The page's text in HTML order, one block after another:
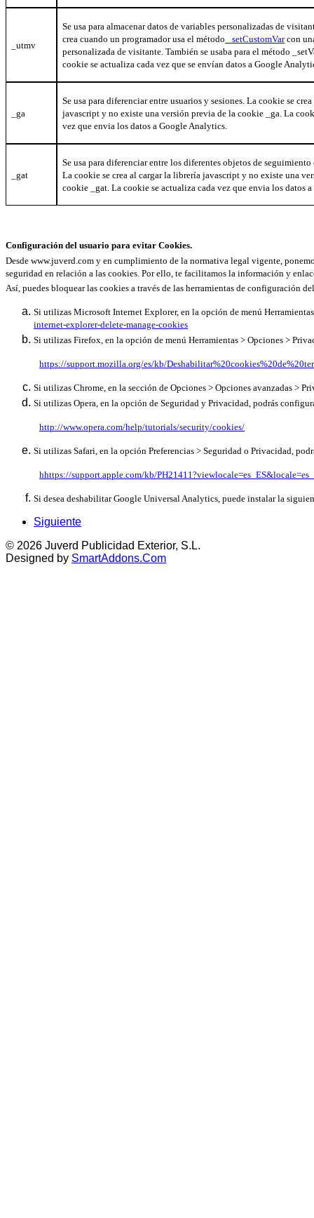
_utmv
Se usa para almacenar datos de variables personalizadas de
crea cuando un programador usa el método
_setCustomVarcon
personalizada de visitante. También se usaba para el método
cookie se actualiza cada vez que se envían datos a Google
_ga
Se usa para diferenciar entre usuarios y sesiones. La cookie se
javascript y no existe una versión previa de la cookie _ga. La
vez que envia los datos a Google Analytics.
_gat
Se usa para diferenciar entre los diferentes objetos de seguimiento
La cookie se crea al cargar la librería javascript y no existe una
cookie _gat. La cookie se actualiza cada vez que envia los datos
Configuración del usuario para evitar Cookies.
Desde www.juverd.com y en cumplimiento de la normativa legal vigente,
seguridad en relación a las cookies. Por ello, te facilitamos la información y
Así, puedes bloquear las cookies a través de las herramientas de configuración
Si utilizas Microsoft Internet Explorer, en la opción de menú
internet-explorer-delete-manage-cookies
Si utilizas Firefox, en la opción de menú Herramientas > Opciones >
https://support.mozilla.org/es/kb/
Si utilizas Chrome, en la sección de Opciones > Opciones avanzadas >
Si utilizas Opera, en la opción de Seguridad y Privacidad, podrás
http://www.opera.com/help/tutorials/security/cookies/
Si utilizas Safari, en la opción Preferencias > Seguridad o Privacidad,
hhttps://support.apple.com/kb/
Si desea deshabilitar Google Universal Analytics, puede instalar la
Siguiente
© 2026 Juverd Publicidad Exterior, S.L.
Designed by SmartAddons.Com